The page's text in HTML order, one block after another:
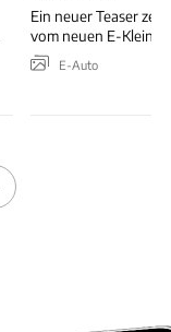
Ein neuer Teaser
vom neuen E-
E-Auto